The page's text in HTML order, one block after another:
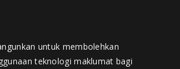
untuk membolehkan
teknologi maklumat bagi